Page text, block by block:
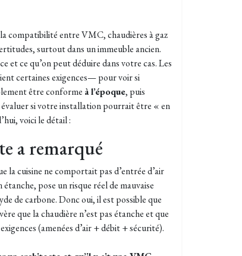
compatibilité entre VMC, chaudières à gaz
surtout dans un immeuble ancien.
et ce qu’on peut déduire dans votre cas. Les
certaines exigences— pour voir si
être conforme à l’époque, puis
si votre installation pourrait être « en
voici le détail :
a remarqué
la cuisine ne comportait pas d’entrée d’air
pose un risque réel de mauvaise
de carbone. Donc oui, il est possible que
que la chaudière n’est pas étanche et que
(amenées d’air + débit + sécurité).